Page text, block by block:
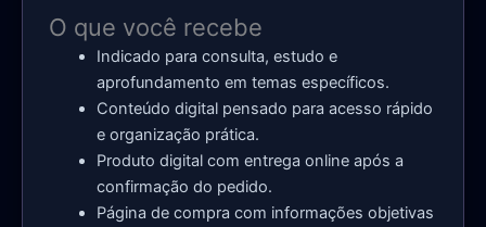
O que você recebe
Indicado para consulta, estudo e
aprofundamento em temas específicos.
Conteúdo digital pensado para acesso rápido
e organização prática.
Produto digital com entrega online após a
confirmação do pedido.
Página de compra com informações objetivas